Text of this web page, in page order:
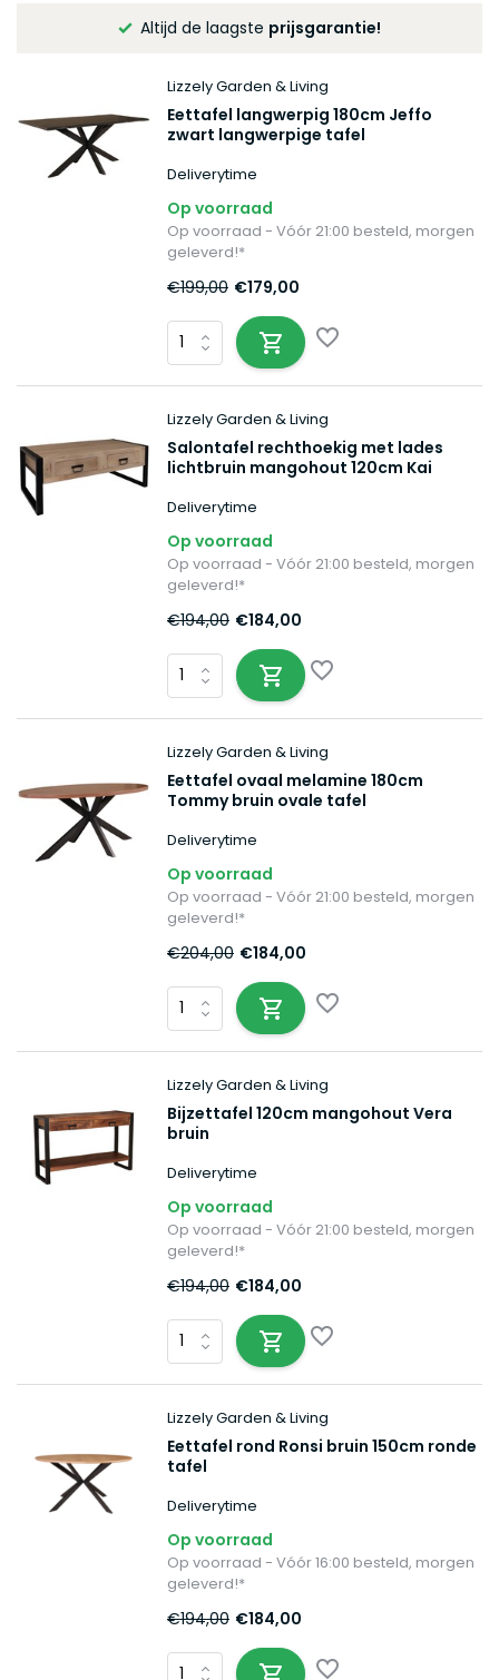
Altijd de laagste prijsgarantie!
Lizzely Garden & Living
Eettafel langwerpig 180cm Jeffo
zwart langwerpige tafel
Deliverytime
Op voorraad
Op voorraad - Vóór 21:00 besteld, morgen
geleverd!*
€199,00 €179,00
Lizzely Garden & Living
Salontafel rechthoekig met lades
lichtbruin mangohout 120cm Kai
Deliverytime
Op voorraad
Op voorraad - Vóór 21:00 besteld, morgen
geleverd!*
€194,00 €184,00
Lizzely Garden & Living
Eettafel ovaal melamine 180cm
Tommy bruin ovale tafel
Deliverytime
Op voorraad
Op voorraad - Vóór 21:00 besteld, morgen
geleverd!*
€204,00 €184,00
Lizzely Garden & Living
Bijzettafel 120cm mangohout Vera
bruin
Deliverytime
Op voorraad
Op voorraad - Vóór 21:00 besteld, morgen
geleverd!*
€194,00 €184,00
Lizzely Garden & Living
Eettafel rond Ronsi bruin 150cm ronde
tafel
Deliverytime
Op voorraad
Op voorraad - Vóór 16:00 besteld, morgen
geleverd!*
€194,00 €184,00